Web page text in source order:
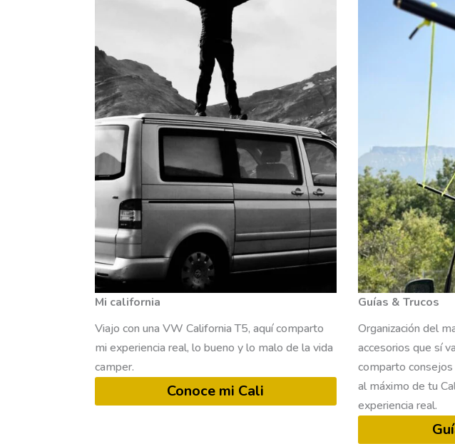
Mi california
Viajo con una VW California T5, aquí comparto
mi experiencia real, lo bueno y lo malo de la vida
camper.
Conoce mi Cali
Guías & Trucos
Organización del
accesorios que sí
comparto
al máximo de tu
experiencia real.